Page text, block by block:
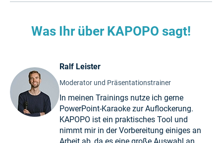
Was Ihr über KAPOPO sagt!
Ralf Leister
Moderator und Präsentationstrainer
In meinen Trainings nutze ich gerne
PowerPoint-Karaoke zur Auflockerung.
KAPOPO ist ein praktisches Tool und
nimmt mir in der Vorbereitung einiges an